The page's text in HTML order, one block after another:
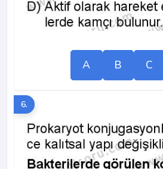
A B C
6.